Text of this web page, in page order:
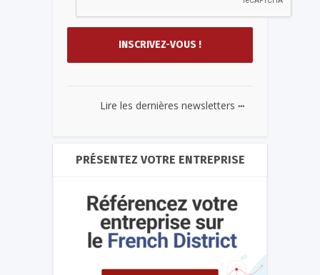
Lire les dernières newsletters ...
PRÉSENTEZ VOTRE ENTREPRISE